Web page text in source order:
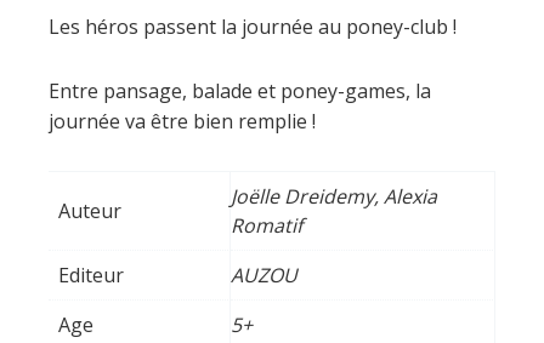
Les héros passent la journée au poney-club !
Entre pansage, balade et poney-games, la
journée va être bien remplie !
Auteur
Joëlle Dreidemy, Alexia
Romatif
Editeur
AUZOU
Age
5+